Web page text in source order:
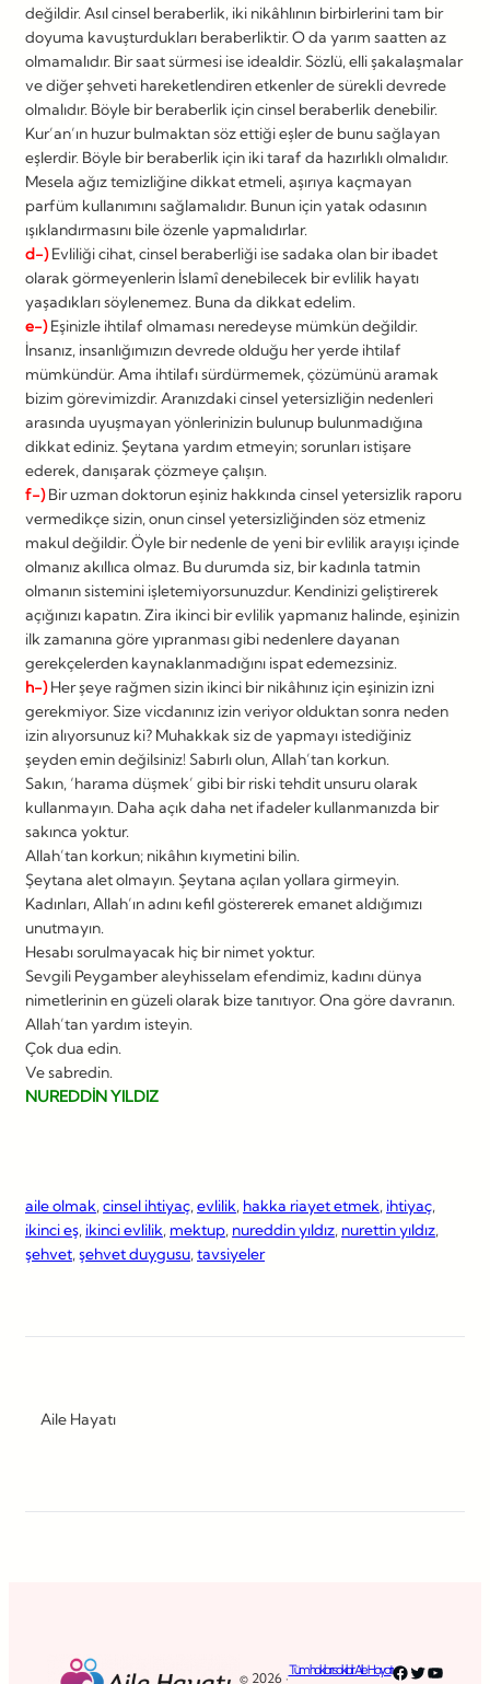
değildir. Asıl cinsel beraberlik, iki nikâhlının birbirlerini tam bir
doyuma kavuşturdukları beraberliktir. O da yarım saatten az
olmamalıdır. Bir saat sürmesi ise idealdir. Sözlü, elli şakalaşmalar
ve diğer şehveti hareketlendiren etkenler de sürekli devrede
olmalıdır. Böyle bir beraberlik için cinsel beraberlik denebilir.
Kur’an’ın huzur bulmaktan söz ettiği eşler de bunu sağlayan
eşlerdir. Böyle bir beraberlik için iki taraf da hazırlıklı olmalıdır.
Mesela ağız temizliğine dikkat etmeli, aşırıya kaçmayan
parfüm kullanımını sağlamalıdır. Bunun için yatak odasının
ışıklandırmasını bile özenle yapmalıdırlar.
d-)Evliliği cihat, cinsel beraberliği ise sadaka olan bir ibadet
olarak görmeyenlerin İslamî denebilecek bir evlilik hayatı
yaşadıkları söylenemez. Buna da dikkat edelim.
e-)Eşinizle ihtilaf olmaması neredeyse mümkün değildir.
İnsanız, insanlığımızın devrede olduğu her yerde ihtilaf
mümkündür. Ama ihtilafı sürdürmemek, çözümünü aramak
bizim görevimizdir. Aranızdaki cinsel yetersizliğin nedenleri
arasında uyuşmayan yönlerinizin bulunup bulunmadığına
dikkat ediniz. Şeytana yardım etmeyin; sorunları istişare
ederek, danışarak çözmeye çalışın.
f-)Bir uzman doktorun eşiniz hakkında cinsel yetersizlik raporu
vermedikçe sizin, onun cinsel yetersizliğinden söz etmeniz
makul değildir. Öyle bir nedenle de yeni bir evlilik arayışı içinde
olmanız akıllıca olmaz. Bu durumda siz, bir kadınla tatmin
olmanın sistemini işletemiyorsunuzdur. Kendinizi geliştirerek
açığınızı kapatın. Zira ikinci bir evlilik yapmanız halinde, eşinizin
ilk zamanına göre yıpranması gibi nedenlere dayanan
gerekçelerden kaynaklanmadığını ispat edemezsiniz.
h-)Her şeye rağmen sizin ikinci bir nikâhınız için eşinizin izni
gerekmiyor. Size vicdanınız izin veriyor olduktan sonra neden
izin alıyorsunuz ki? Muhakkak siz de yapmayı istediğiniz
şeyden emin değilsiniz! Sabırlı olun, Allah’tan korkun.
Sakın, ‘harama düşmek’ gibi bir riski tehdit unsuru olarak
kullanmayın. Daha açık daha net ifadeler kullanmanızda bir
sakınca yoktur.
Allah’tan korkun; nikâhın kıymetini bilin.
Şeytana alet olmayın. Şeytana açılan yollara girmeyin.
Kadınları, Allah’ın adını kefil göstererek emanet aldığımızı
unutmayın.
Hesabı sorulmayacak hiç bir nimet yoktur.
Sevgili Peygamber aleyhisselam efendimiz, kadını dünya
nimetlerinin en güzeli olarak bize tanıtıyor. Ona göre davranın.
Allah’tan yardım isteyin.
Çok dua edin.
Ve sabredin.
NUREDDİN YILDIZ
aile olmak, cinsel ihtiyaç, evlilik, hakka riayet etmek, ihtiyaç
ikinci eş, ikinci evlilik, mektup, nureddin yıldız, nurettin yıldız
şehvet, şehvet duygusu, tavsiyeler
Aile Hayatı
© 2026 ·
Tüm hakları saklıdır. Aile HayatıFacebook
Twitter